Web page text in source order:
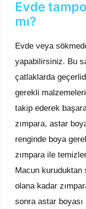
Evde
mı?
Evde veya
yapabilirsiniz. Bu
çatlaklarda
gerekli
takip ederek
zımpara, astar
renginde boya
zımpara ile
Macun
olana kadar
sonra astar boyası